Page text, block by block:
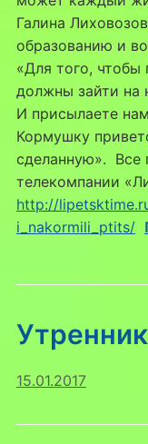
Галина
образованию и
«Для того, чтобы
должны зайти на
И присылаете
Кормушку
сделанную».
телекомпании
http://
i_nakormili_ptits/
15.01.2017